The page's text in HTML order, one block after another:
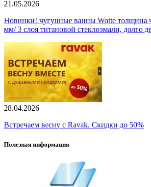
21.05.2026
Новинки! чугунные ванны Wotte толщина
мм/ 3 слоя титановой стеклоэмали, долго
28.04.2026
Встречаем весну с Ravak. Скидки до 50%
Полезная информация